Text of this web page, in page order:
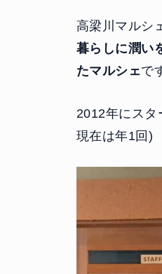
高梁川マルシ
暮らしに潤い
たマルシェで
2012年にス
現在は年1回)